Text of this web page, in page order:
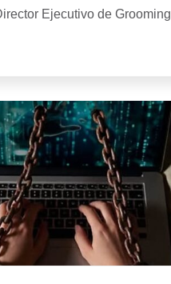
Ejecutivo de Grooming